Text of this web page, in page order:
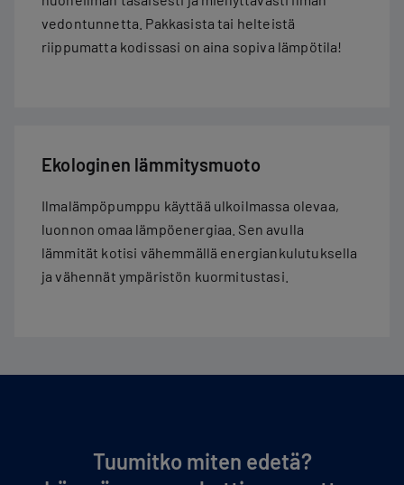
vedontunnetta. Pakkasista tai helteistä
riippumatta kodissasi on aina sopiva lämpötila!
Ekologinen lämmitysmuoto
Ilmalämpöpumppu käyttää ulkoilmassa olevaa,
luonnon omaa lämpöenergiaa. Sen avulla
lämmität kotisi vähemmällä energiankulutuksella
ja vähennät ympäristön kuormitustasi.
Tuumitko miten edetä?